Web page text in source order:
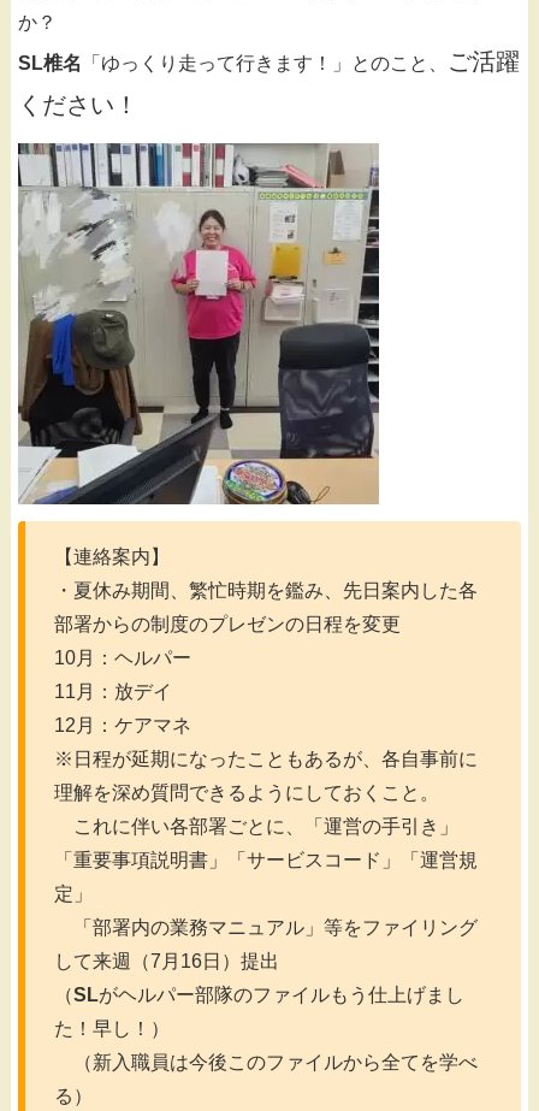
か？
SL椎名
「ゆっくり走って行きます！」とのこと、
ご活躍
ください！
【連絡案内】
・夏休み期間、繁忙時期を鑑み、先日案内した各
部署からの制度のプレゼンの日程を変更
10月：ヘルパー
11月：放デイ
12月：ケアマネ
※日程が延期になったこともあるが、各自事前に
理解を深め質問できるようにしておくこと。
これに伴い各部署ごとに、「運営の手引き」
「重要事項説明書」「サービスコード」「運営規
定」
「部署内の業務マニュアル」等をファイリング
して来週（7月16日）提出
（SLがヘルパー部隊のファイルもう仕上げまし
た！早し！）
（新入職員は今後このファイルから全てを学べ
る）